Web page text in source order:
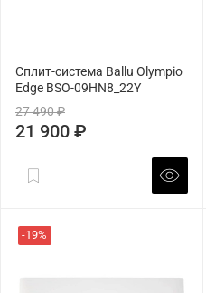
Сплит-система Ballu Olympio
Edge BSO-09HN8_22Y
27 490 ₽
21 900 ₽
-19%